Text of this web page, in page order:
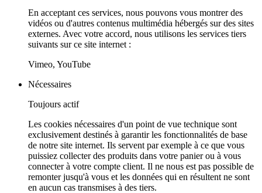
En acceptant ces services, nous pouvons vous montrer des
vidéos ou d'autres contenus multimédia hébergés sur des sites
externes. Avec votre accord, nous utilisons les services tiers
suivants sur ce site internet :
Vimeo, YouTube
Nécessaires
Toujours actif
Les cookies nécessaires d'un point de vue technique sont
exclusivement destinés à garantir les fonctionnalités de base
de notre site internet. Ils servent par exemple à ce que vous
puissiez collecter des produits dans votre panier ou à vous
connecter à votre compte client. Il ne nous est pas possible de
remonter jusqu'à vous et les données qui en résultent ne sont
en aucun cas transmises à des tiers.